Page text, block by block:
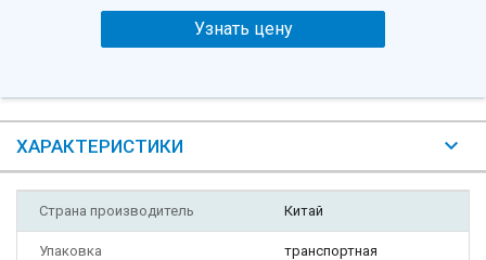
Узнать цену
ХАРАКТЕРИСТИКИ
Страна производитель Китай
Упаковка транспортная